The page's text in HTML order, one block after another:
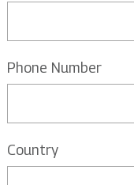
Phone Number
Country